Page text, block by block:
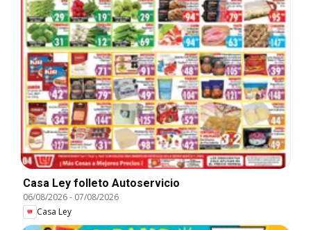
Casa Ley folleto Autoservicio
06/08/2026- 07/08/2026
Casa Ley